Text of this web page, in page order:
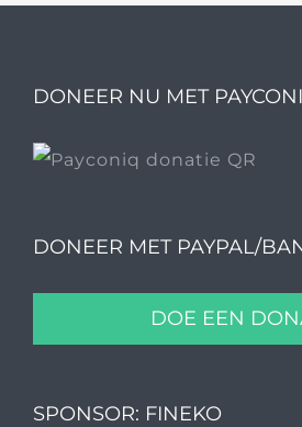
DONEER NU MET
DONEER MET PAYPAL/
DOE EEN
SPONSOR: FINEKO